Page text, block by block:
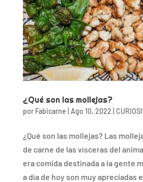
¿Qué son las mollejas?
por Fabicarne Ago 10, 2022
¿Qué son las mollejas? Las
de carne de las vísceras del
era comida destinada a la gente
a día de hoy son muy apreciadas